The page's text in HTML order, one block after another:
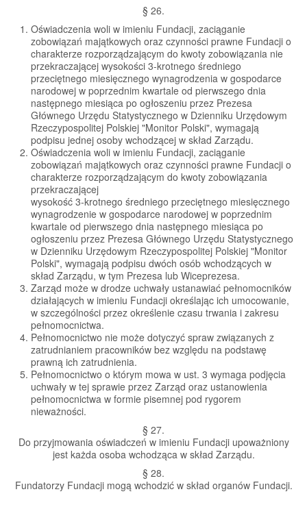
§ 26.
Oświadczenia woli w imieniu Fundacji, zaciąganie
zobowiązań majątkowych oraz czynności prawne Fundacji o
charakterze rozporządzającym do kwoty zobowiązania nie
przekraczającej wysokości 3-krotnego średniego
przeciętnego miesięcznego wynagrodzenia w gospodarce
narodowej w poprzednim kwartale od pierwszego dnia
następnego miesiąca po ogłoszeniu przez Prezesa
Głównego Urzędu Statystycznego w Dzienniku Urzędowym
Rzeczypospolitej Polskiej "Monitor Polski", wymagają
podpisu jednej osoby wchodzącej w skład Zarządu.
Oświadczenia woli w imieniu Fundacji, zaciąganie
zobowiązań majątkowych oraz czynności prawne Fundacji o
charakterze rozporządzającym do kwoty zobowiązania
przekraczającej
wysokość 3-krotnego średniego przeciętnego miesięcznego
wynagrodzenie w gospodarce narodowej w poprzednim
kwartale od pierwszego dnia następnego miesiąca po
ogłoszeniu przez Prezesa Głównego Urzędu Statystycznego
w Dzienniku Urzędowym Rzeczypospolitej Polskiej "Monitor
Polski", wymagają podpisu dwóch osób wchodzących w
skład Zarządu, w tym Prezesa lub Wiceprezesa.
Zarząd może w drodze uchwały ustanawiać pełnomocników
działających w imieniu Fundacji określając ich umocowanie,
w szczególności przez określenie czasu trwania i zakresu
pełnomocnictwa.
Pełnomocnictwo nie może dotyczyć spraw związanych z
zatrudnianiem pracowników bez względu na podstawę
prawną ich zatrudnienia.
Pełnomocnictwo o którym mowa w ust. 3 wymaga podjęcia
uchwały w tej sprawie przez Zarząd oraz ustanowienia
pełnomocnictwa w formie pisemnej pod rygorem
nieważności.
§ 27.
Do przyjmowania oświadczeń w imieniu Fundacji upoważniony
jest każda osoba wchodząca w skład Zarządu.
§ 28.
Fundatorzy Fundacji mogą wchodzić w skład organów Fundacji.